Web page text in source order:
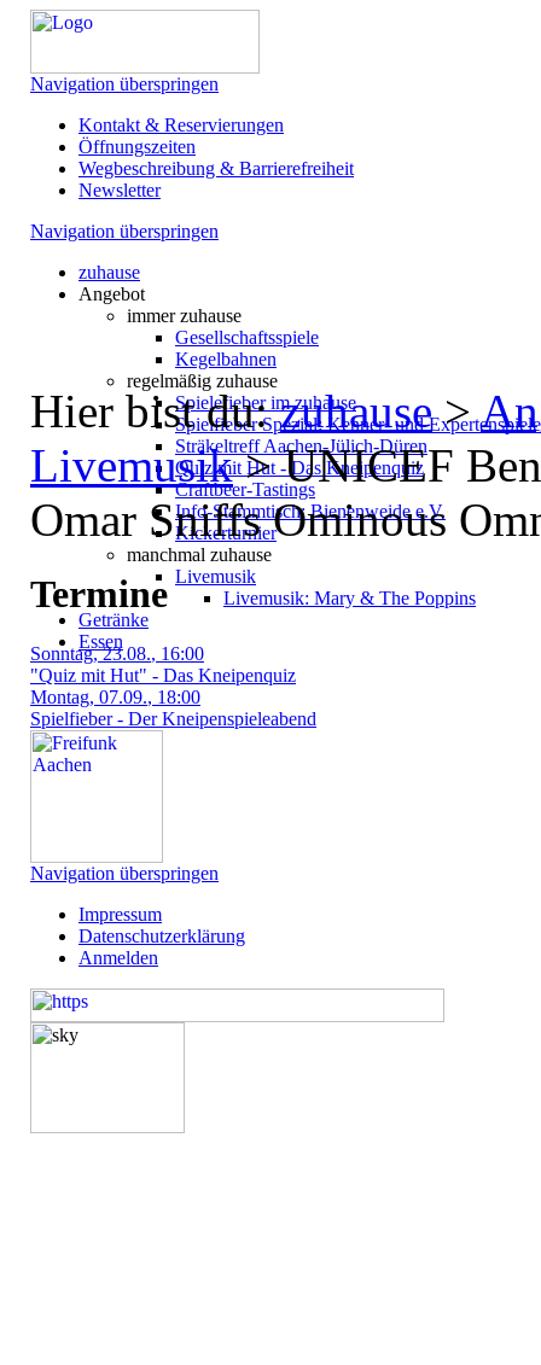
Navigation überspringen
Kontakt & Reservierungen
Öffnungszeiten
Wegbeschreibung & Barrierefreiheit
Newsletter
Navigation überspringen
zuhause
Angebot
immer zuhause
Gesellschaftsspiele
Kegelbahnen
regelmäßig zuhause
Spielefieber im zuhause
Spielfieber Spezial: Kenner- und
Sträkeltreff Aachen-Jülich-Düren
Quiz mit Hut - Das Kneipenquiz
Craftbeer-Tastings
Info-Stammtisch: Bienenweide e.V.
Kickerturnier
manchmal zuhause
Livemusik
Livemusik: Mary & The Poppins
Getränke
Essen
Hier bist du:zuhause>
Livemusik>UNICEF
Omar Sniffs Ominous
Termine
Sonntag, 23.08., 16:00
"Quiz mit Hut" - Das Kneipenquiz
Montag, 07.09., 18:00
Spielfieber - Der Kneipenspieleabend
Navigation überspringen
Impressum
Datenschutzerklärung
Anmelden